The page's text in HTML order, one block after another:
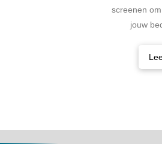
screenen
jouw